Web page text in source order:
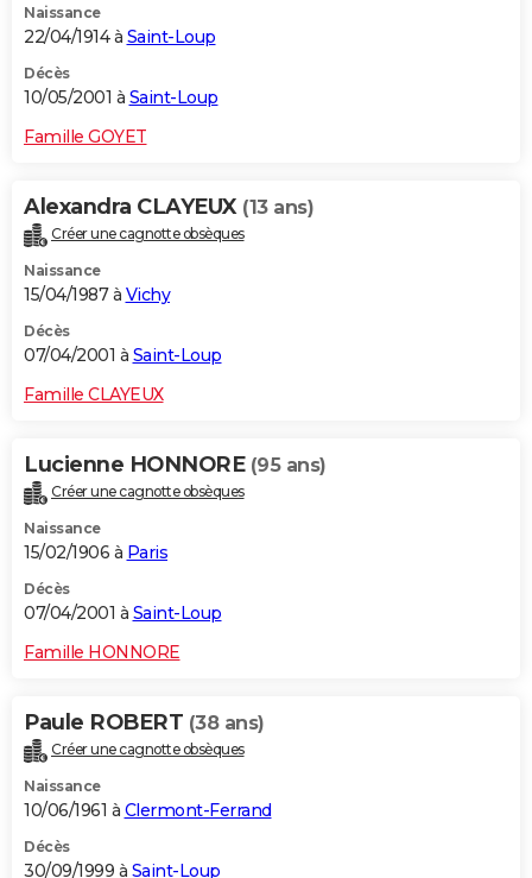
Naissance
22/04/1914 à Saint-Loup
Décès
10/05/2001 à Saint-Loup
Famille GOYET
Alexandra CLAYEUX (13 ans)
Créer une cagnotte obsèques
Naissance
15/04/1987 à Vichy
Décès
07/04/2001 à Saint-Loup
Famille CLAYEUX
Lucienne HONNORE (95 ans)
Créer une cagnotte obsèques
Naissance
15/02/1906 à Paris
Décès
07/04/2001 à Saint-Loup
Famille HONNORE
Paule ROBERT (38 ans)
Créer une cagnotte obsèques
Naissance
10/06/1961 à Clermont-Ferrand
Décès
30/09/1999 à Saint-Loup